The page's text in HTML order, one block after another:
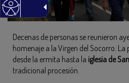
Decenas de personas se reunieron
homenaje a la Virgen del Socorro.
desde la ermita hasta la iglesia de
tradicional procesión.